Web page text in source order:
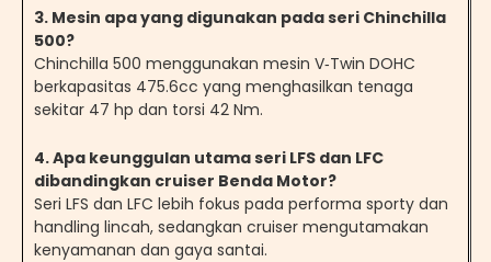
3. Mesin apa yang digunakan pada seri Chinchilla
500?
Chinchilla 500 menggunakan mesin V‑Twin DOHC
berkapasitas 475.6cc yang menghasilkan tenaga
sekitar 47 hp dan torsi 42 Nm.
4. Apa keunggulan utama seri LFS dan LFC
dibandingkan cruiser Benda Motor?
Seri LFS dan LFC lebih fokus pada performa sporty dan
handling lincah, sedangkan cruiser mengutamakan
kenyamanan dan gaya santai.